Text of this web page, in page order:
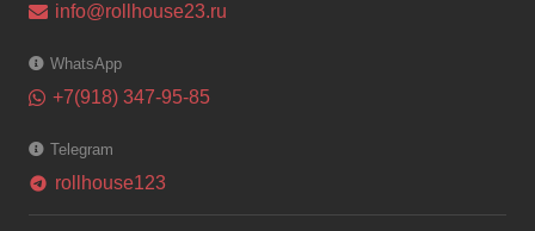
info@rollhouse23.ru
WhatsApp
+7(918) 347-95-85
Telegram
telegram rollhouse123